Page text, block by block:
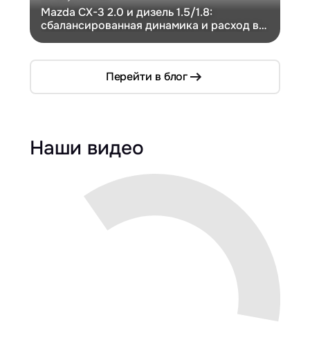
Mazda CX-3 2.0 и дизель 1.5/1.8:
сбалансированная динамика и расход в
Перейти в блог
Наши видео